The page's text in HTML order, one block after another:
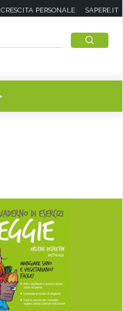
CRESCITA PERSONALE SAPERE.IT